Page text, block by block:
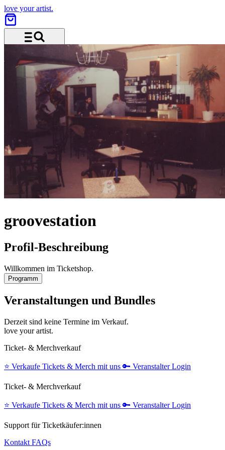
love your artist.
groovestation
Profil-Beschreibung
Willkommen im Ticketshop.
Programm
Veranstaltungen und Bundles
Derzeit sind keine Termine im Verkauf.
love your artist.
Ticket- & Merchverkauf
⭐️ Verkaufe Tickets & Merch mit uns 🔑 Veranstalter Login
Ticket- & Merchverkauf
⭐️ Verkaufe Tickets & Merch mit uns 🔑 Veranstalter Login
Support für Ticketkäufer:innen
Kontakt FAQs